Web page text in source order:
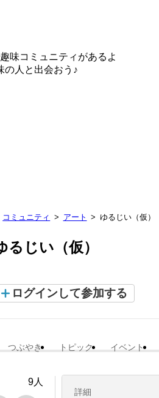
味コミュニティがあるよ
の人と出会おう♪
コミュニティ アート ゆるじい（仮）
るじい（仮）
ログインして参加する
つぶやき トピック イベント
詳細
9人